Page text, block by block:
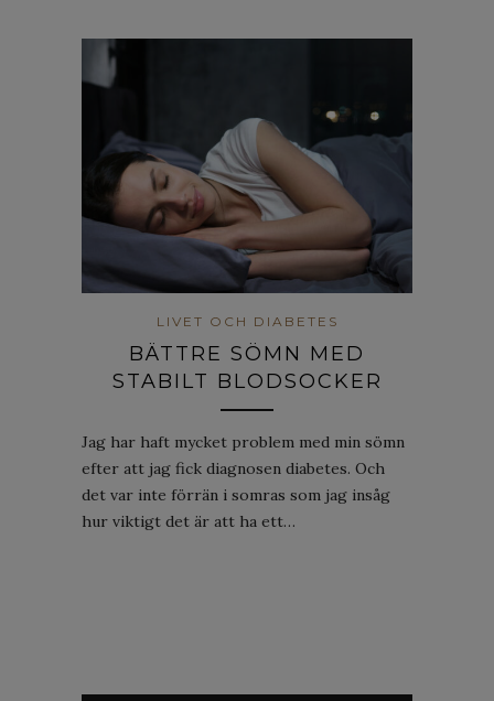
LIVET OCH DIABETES
BÄTTRE SÖMN MED
STABILT BLODSOCKER
Jag har haft mycket problem med min sömn
efter att jag fick diagnosen diabetes. Och
det var inte förrän i somras som jag insåg
hur viktigt det är att ha ett…